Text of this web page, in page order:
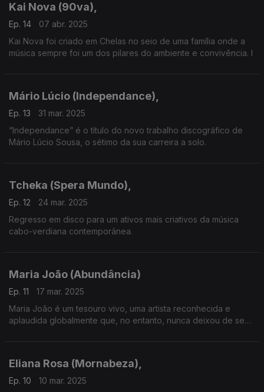
Kai Nova (90va),
Ep. 14
07 abr. 2025
Kai Nova foi criado em Chelas no seio de uma família onde a
música sempre foi um dos pilares do ambiente e convivência. I
Mário Lúcio (Independance),
Ep. 13
31 mar. 2025
“Independance” é o título do novo trabalho discográfico de
Mário Lúcio Sousa, o sétimo da sua carreira a solo.
Tcheka (Spera Mundo),
Ep. 12
24 mar. 2025
Regresso em disco para um ativos mais criativos da música
cabo-verdiana contemporânea.
Maria João (Abundância)
Ep. 11
17 mar. 2025
Maria João é um tesouro vivo, uma artista reconhecida e
aplaudida globalmente que, no entanto, nunca deixou de se
Eliana Rosa (Mornabeza),
Ep. 10
10 mar. 2025